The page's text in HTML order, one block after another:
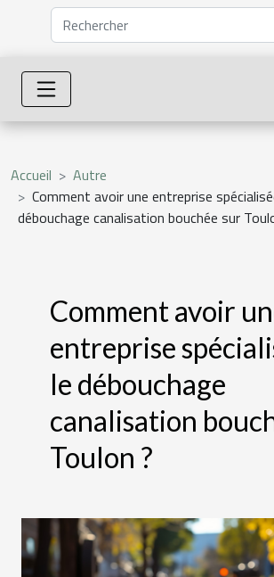
Accueil
Autre
Comment avoir une entreprise
débouchage canalisation bouchée sur
Comment avoir
entreprise
le débouchage
canalisation
Toulon ?